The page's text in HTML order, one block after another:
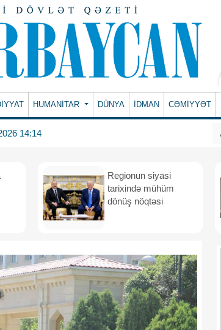
HUMANITAR DÜNYA İDMAN CƏMİYYƏT
14:14
Regionun siyasi
tarixində mühüm
dönüş nöqtəsi